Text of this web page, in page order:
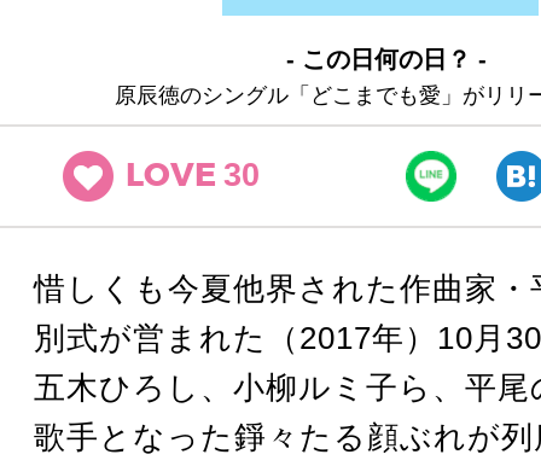
- この日何の日？ -
原辰徳のシングル「どこまでも愛」がリリ
LOVE 30
惜しくも今夏他界された作曲家・
別式が営まれた（2017年）10月
五木ひろし、小柳ルミ子ら、平
歌手となった錚々たる顔ぶれが